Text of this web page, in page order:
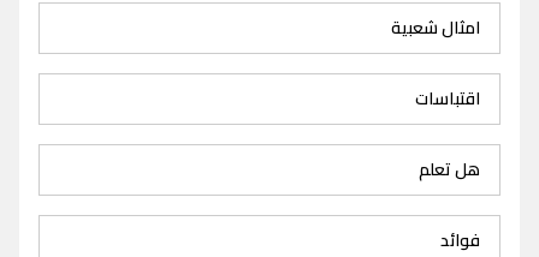
امثال شعبية
اقتباسات
هل تعلم
فوائد